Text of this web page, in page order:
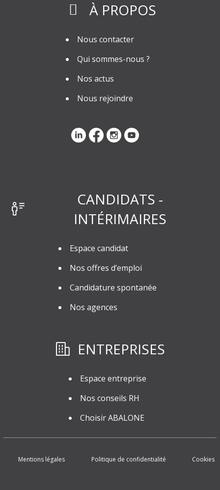
À PROPOS
Nous contacter
Qui sommes-nous ?
Nos actus
Nous rejoindre
CANDIDATS -
INTÉRIMAIRES
Espace candidat
Nos offres d’emploi
Candidature spontanée
Nos agences
ENTREPRISES
Espace entreprise
Nos conseils RH
Choisir ABALONE
Mentions légales Politique de confidentialité Cookies